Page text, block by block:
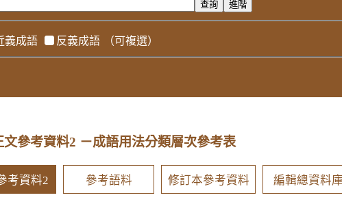
義成語 反義成語 （可複選）
參考資料2 －成語用法分類層次參考表
考資料2 參考語料 修訂本參考資料 編輯總資料庫